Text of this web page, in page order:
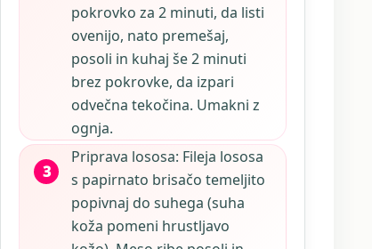
pokrovko za 2 minuti, da listi
ovenijo, nato premešaj,
posoli in kuhaj še 2 minuti
brez pokrovke, da izpari
odvečna tekočina. Umakni z
ognja.
Priprava lososa: Fileja lososa
s papirnato brisačo temeljito
popivnaj do suhega (suha
koža pomeni hrustljavo